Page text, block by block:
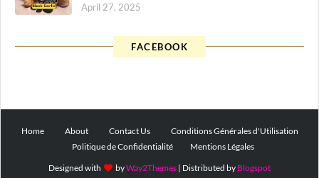
April 27, 2025
FACEBOOK
Home About Contact Us
Conditions Générales d'Utilisation
Politique de Confidentialité
Mentions Légales
Designed with
byWay2Themes | Distributed by Blogspot